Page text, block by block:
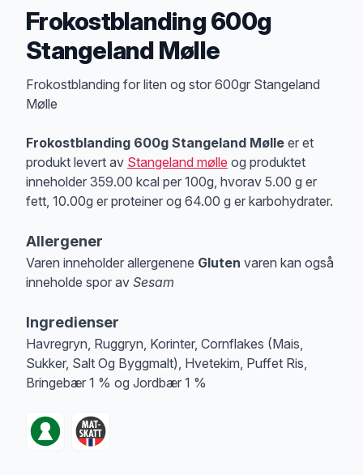
Frokostblanding 600g
Stangeland Mølle
Produktbeskrivelse
Frokostblanding for liten og stor 600gr Stangeland
Mølle
Frokostblanding 600g Stangeland Mølle er et
produkt levert av Stangeland mølle og produktet
inneholder 359.00 kcal per 100g, hvorav 5.00 g er
fett, 10.00g er proteiner og 64.00 g er karbohydrater.
Allergener
Varen inneholder allergenene Gluten varen kan også
inneholde spor av Sesam
Ingredienser
Havregryn, Ruggryn, Korinter, Cornflakes (Mais,
Sukker, Salt Og Byggmalt), Hvetekim, Puffet Ris,
Bringebær 1 % og Jordbær 1 %